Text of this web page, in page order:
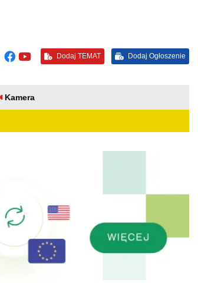
Dodaj TEMAT Dodaj Ogłoszenie
Kamera